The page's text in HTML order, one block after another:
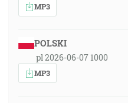
MP3
POLSKI
pl 2026-06-07 1000
MP3